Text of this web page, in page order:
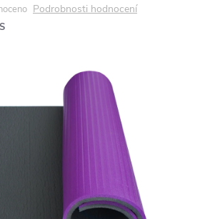
Podrobnosti hodnocení